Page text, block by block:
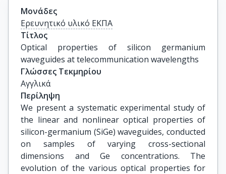
Μονάδες
Ερευνητικό υλικό ΕΚΠΑ
Τίτλος
Optical properties of silicon germanium
waveguides at telecommunication wavelengths
Γλώσσες Τεκμηρίου
Αγγλικά
Περίληψη
We present a systematic experimental study of
the linear and nonlinear optical properties of
silicon-germanium (SiGe) waveguides, conducted
on samples of varying cross-sectional
dimensions and Ge concentrations. The
evolution of the various optical properties for